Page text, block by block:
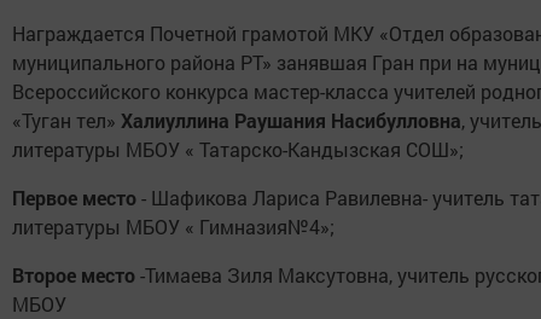
Награждается Почетной грамотой МКУ «Отдел
муниципального района РТ» занявшая Гран при на
Всероссийского конкурса мастер-класса учителей
«Туган тел» Халиуллина Раушания Насибулловна,
литературы МБОУ « Татарско-Кандызская СОШ»;
Первое место- Шафикова Лариса Равилевна- учитель
литературы МБОУ « Гимназия№4»;
Второе место-Тимаева Зиля Максутовна, учитель
МБОУ